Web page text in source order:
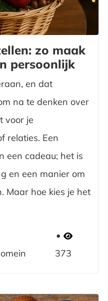
zo maak
persoonlijk
en dat
na te denken over
voor je
relaties. Een
een cadeau; het is
en een manier om
Maar hoe kies je het
373